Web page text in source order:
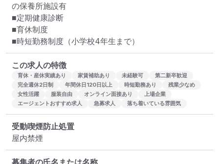
の保養所施設有
■定期健康診断
■育休制度
■時短勤務制度（小学校4年生まで）
この求人の特徴
育休・産休実績あり 家賃補助あり 未経験可
第二新卒歓迎
完全週休2日制
年間休日120日以上 時短勤務あり
残業少なめ
女性活躍
服装自由 オンライン面接あり
上場企業
エージェントおすすめ求人
急募求人 落ち着いている雰囲気
受動喫煙防止処置
屋内禁煙